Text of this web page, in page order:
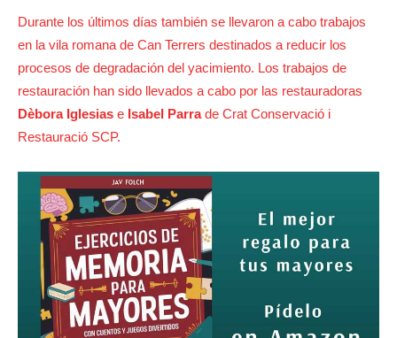
Durante los últimos días también se llevaron a cabo trabajos
en la vila romana de Can Terrers destinados a reducir los
procesos de degradación del yacimiento. Los trabajos de
restauración han sido llevados a cabo por las restauradoras
Dèbora Iglesias e Isabel Parrade Crat Conservació i
Restauració SCP.